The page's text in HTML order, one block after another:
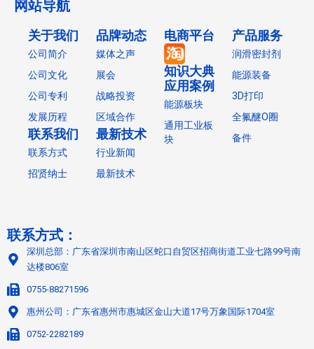
网站导航
关于我们
公司简介
公司文化
公司专利
发展历程
联系我们
联系方式
招贤纳士
品牌动态
媒体之声
展会
战略投资
区域合作
最新技术
行业新闻
最新技术
电商平台
知识大典
应用案例
能源板块
通用工业板
块
产品服务
润滑密封剂
能源装备
3D打印
全氟醚O圈
备件
联系方式：
深圳总部：广东省深圳市南山区蛇口自贸区招商街道工业七路99号南
达楼806室
0755-88271596
惠州公司：广东省惠州市惠城区金山大道17号万象国际1704室
0752-2282189